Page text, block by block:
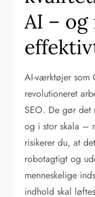
AI –
AI-værktøjer som
revolutioneret
SEO. De gør det
og i stor skala –
risikerer du, at
robotagtigt og
menneskelige
indhold skal